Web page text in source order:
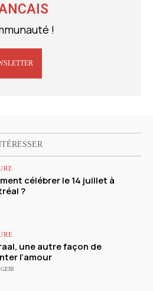
!
célébrer le 14 juillet à
?
une autre façon de
l’amour